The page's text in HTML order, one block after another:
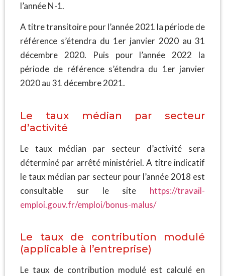
l’année N-1.
A titre transitoire pour l’année 2021 la période de
référence s’étendra du 1er janvier 2020 au 31
décembre 2020. Puis pour l’année 2022 la
période de référence s’étendra du 1er janvier
2020 au 31 décembre 2021.
Le taux médian par secteur
d’activité
Le taux médian par secteur d’activité sera
déterminé par arrêté ministériel. A titre indicatif
le taux médian par secteur pour l’année 2018 est
consultable sur le site https://travail-
emploi.gouv.fr/emploi/bonus-malus/
Le taux de contribution modulé
(applicable à l’entreprise)
Le taux de contribution modulé est calculé en